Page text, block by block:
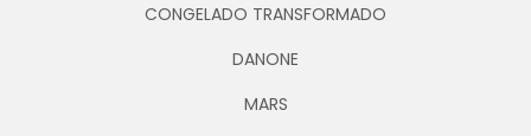
CONGELADO TRANSFORMADO
DANONE
MARS